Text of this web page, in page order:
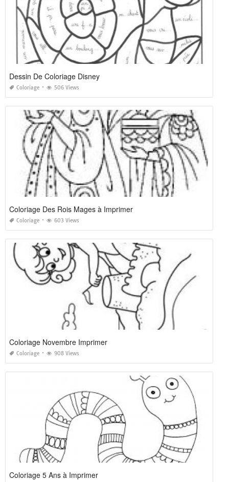
Dessin De Coloriage Disney
Coloriage 506 Views
Coloriage Des Rois Mages à Imprimer
Coloriage 603 Views
Coloriage Novembre Imprimer
Coloriage 908 Views
Coloriage 5 Ans à Imprimer